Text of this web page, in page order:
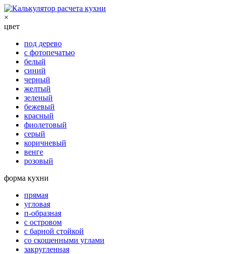
×
цвет
под дерево
с фотопечатью
белый
синий
черный
желтый
зеленый
бежевый
красный
фиолетовый
серый
коричневый
венге
розовый
форма кухни
прямая
угловая
п-образная
с островом
с барной стойкой
со скошенными углами
закругленная